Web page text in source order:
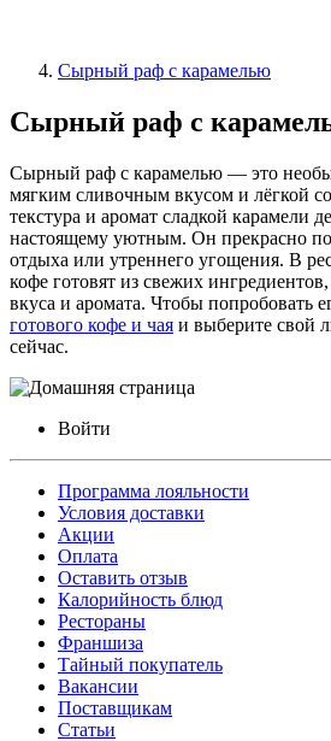
Сырный раф с карамелью
Сырный раф с
Сырный раф с карамелью — это
мягким сливочным вкусом и лёгкой
текстура и аромат сладкой карамели
настоящему уютным. Он прекрасно
отдыха или утреннего угощения. В
кофе готовят из свежих
вкуса и аромата. Чтобы попробовать
готового кофе и чая и выберите свой
сейчас.
Войти
Программа лояльности
Условия доставки
Акции
Оплата
Оставить отзыв
Калорийность блюд
Рестораны
Франшиза
Тайный покупатель
Вакансии
Поставщикам
Статьи